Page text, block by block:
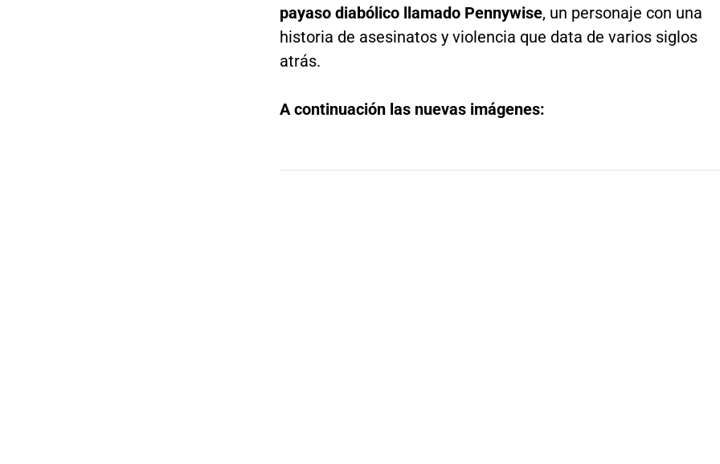
payaso diabólico llamado Pennywise, un personaje con una
historia de asesinatos y violencia que data de varios siglos
atrás.
A continuación las nuevas imágenes: